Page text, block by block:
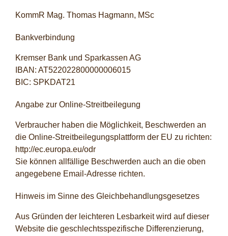
KommR Mag. Thomas Hagmann, MSc
Bankverbindung
Kremser Bank und Sparkassen AG
IBAN: AT522022800000006015
BIC: SPKDAT21
Angabe zur Online-Streitbeilegung
Verbraucher haben die Möglichkeit, Beschwerden an
die Online-Streitbeilegungsplattform der EU zu richten:
http://ec.europa.eu/odr
Sie können allfällige Beschwerden auch an die oben
angegebene Email-Adresse richten.
Hinweis im Sinne des Gleichbehandlungsgesetzes
Aus Gründen der leichteren Lesbarkeit wird auf dieser
Website die geschlechtsspezifische Differenzierung,